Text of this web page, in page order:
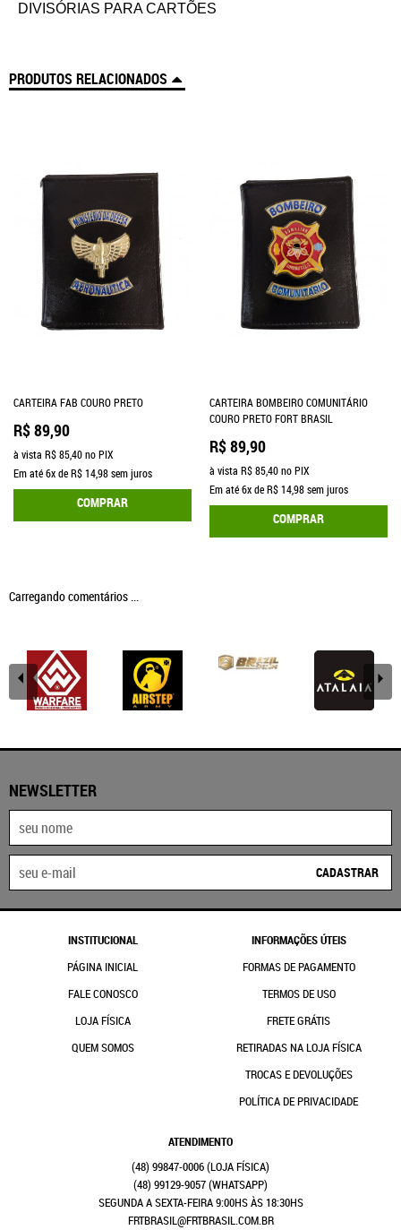
DIVISÓRIAS PARA CARTÕES
PRODUTOS RELACIONADOS
CARTEIRA FAB COURO PRETO
R$ 89,90
à vista R$ 85,40no PIX
Em até6xdeR$ 14,98sem juros
COMPRAR
CARTEIRA BOMBEIRO COMUNITÁRIO
COURO PRETO FORT BRASIL
R$ 89,90
à vista R$ 85,40no PIX
Em até6xdeR$ 14,98sem juros
COMPRAR
Carregando comentários ...
NEWSLETTER
CADASTRAR
INSTITUCIONAL
PÁGINA INICIAL
FALE CONOSCO
LOJA FÍSICA
QUEM SOMOS
INFORMAÇÕES ÚTEIS
FORMAS DE PAGAMENTO
TERMOS DE USO
FRETE GRÁTIS
RETIRADAS NA LOJA FÍSICA
TROCAS E DEVOLUÇÕES
POLÍTICA DE PRIVACIDADE
ATENDIMENTO
(48) 99847-0006
(48) 99129-9057(WHATSAPP)
SEGUNDA A SEXTA-FEIRA 9:00HS ÀS 18:30HS
FRTBRASIL@FRTBRASIL.COM.BR